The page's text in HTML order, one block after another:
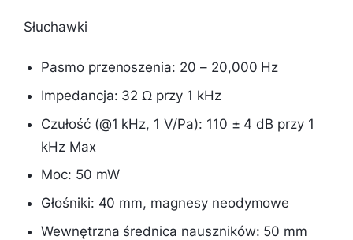
Słuchawki
Pasmo przenoszenia: 20 – 20,000 Hz
Impedancja: 32 Ω przy 1 kHz
Czułość (@1 kHz, 1 V/Pa): 110 ± 4 dB przy 1
kHz Max
Moc: 50 mW
Głośniki: 40 mm, magnesy neodymowe
Wewnętrzna średnica nauszników: 50 mm